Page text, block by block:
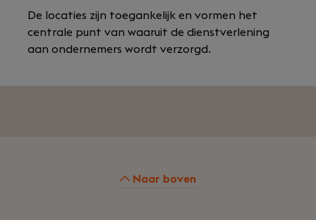
De locaties zijn toegankelijk en vormen het
centrale punt van waaruit de dienstverlening
aan ondernemers wordt verzorgd.
Naar boven